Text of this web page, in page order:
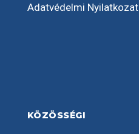
Adatvédelmi Nyilatkozat
KÖZÖSSÉGI